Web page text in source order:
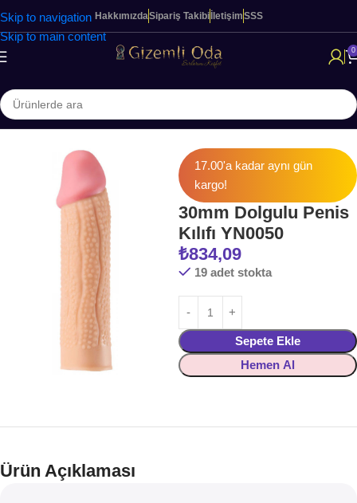
Skip to navigation
Skip to main content
HakkımızdaSipariş Takibi İletişimSSS
0
Ana Sayfa Halka & Kılıflar
17.00'a kadar aynı gün
kargo!
30mm Dolgulu Penis
Kılıfı YN0050
₺834,09
19 adet stokta
Sepete Ekle
Hemen Al
Ürün Açıklaması